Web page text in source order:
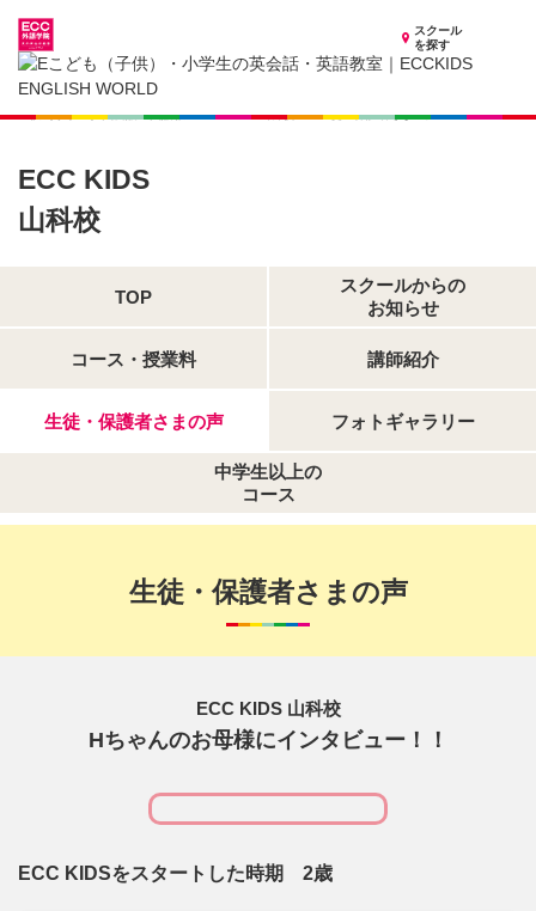
スクール
を探す
京都府の子供英会話・英語教室
子供（小学生）英会話・英語教室 ECCKIDS 山科校
生徒・保護者さまの声
ECC KIDS
山科校
TOP
スクールからの
お知らせ
コース・授業料 講師紹介
生徒・保護者さまの声 フォトギャラリー
中学生以上の
コース
生徒・保護者さまの声
ECC KIDS 山科校
Hちゃんのお母様にインタビュー！！
ECC KIDSをスタートした時期 2歳